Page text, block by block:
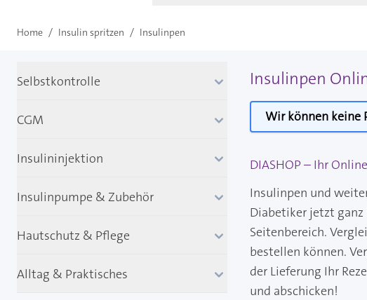
Home / Insulin spritzen / Insulinpen
Insulinpen
Wir können keine
DIASHOP – Ihr
Insulinpen und
Diabetiker jetzt ganz
Seitenbereich.
bestellen können.
der Lieferung Ihr
und abschicken!
Selbstkontrolle
CGM
Insulininjektion
Insulinpumpe & Zubehör
Hautschutz & Pflege
Alltag & Praktisches